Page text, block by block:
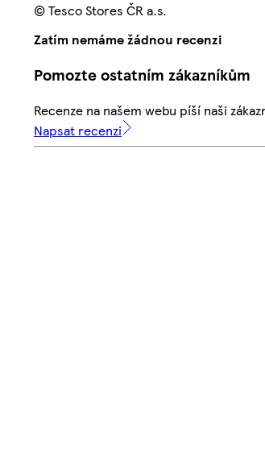
© Tesco Stores ČR a.s.
Zatím nemáme žádnou recenzi
Pomozte ostatním zákazníkům
Recenze na našem webu píší naši
Napsat recenzi